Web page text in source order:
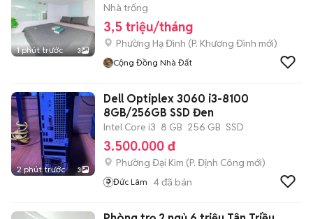
1 phút trước 3
Nhà trống
3,5 triệu/tháng
Phường Hạ Đình (P. Khương Đình mới)
Cộng Đồng Nhà Đất
2 phút trước 3
Dell Optiplex 3060 i3-8100
8GB/256GB SSD Đen
Intel Core i3 8 GB 256 GB SSD
3.500.000 đ
Phường Đại Kim (P. Định Công mới)
Đức Lâm 4đã bán